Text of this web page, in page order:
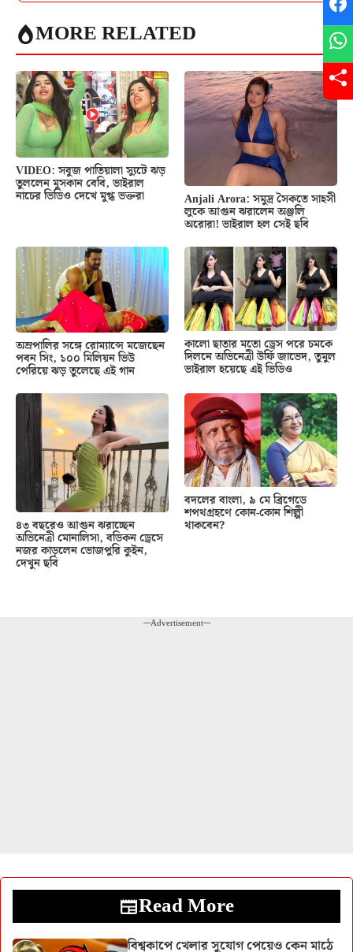
MORE RELATED
VIDEO: সবুজ পাতিয়ালা স্যুটে ঝড়
তুললেন মুসকান বেবি, ভাইরাল
নাচের ভিডিও দেখে মুগ্ধ ভক্তরা Anjali Arora: সমুদ্র সৈকতে সাহসী
লুকে আগুন ঝরালেন অঞ্জলি
অরোরা! ভাইরাল হল সেই ছবি
অম্রপালির সঙ্গে রোম্যান্সে মজেছেন
পবন সিং, ১০০ মিলিয়ন ভিউ
পেরিয়ে ঝড় তুলেছে এই গান
কালো ছাতার মতো ড্রেস পরে চমকে
দিলনে অভিনেত্রী উর্ফি জাভেদ, তুমুল
ভাইরাল হয়েছে এই ভিডিও
৪৩ বছরেও আগুন ঝরাচ্ছেন
অভিনেত্রী মোনালিসা, বডিকন ড্রেসে
নজর কাড়লেন ভোজপুরি কুইন,
দেখুন ছবি
বদলের বাংলা, ৯ মে ব্রিগেডে
শপথগ্রহণে কোন-কোন শিল্পী
থাকবেন?
---Advertisement---
Read More
বিশ্বকাপে খেলার সুযোগ পেয়েও কেন মাঠে